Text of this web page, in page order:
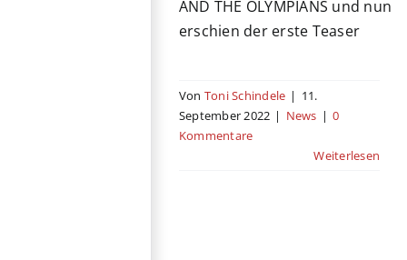
AND THE OLYMPIANS und nun
erschien der erste Teaser
Von Toni Schindele | 11.
September 2022 | News | 0
Kommentare
Weiterlesen